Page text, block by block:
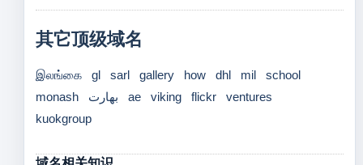
其它顶级域名
இலங்கை gl sarl gallery how dhl mil
school
monash
بھارت ae viking flickr
ventures
kuokgroup